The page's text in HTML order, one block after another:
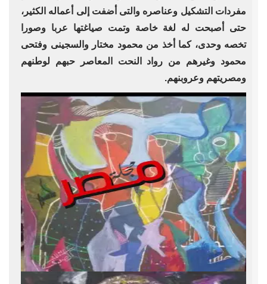
مفردات التشكيل وعناصره والتى أضفت إلى أعماله الكثير،
حتى أصبحت له لغة خاصة وتمت صياغتها عربا وصورا
تخصه وحدى، كما أخذ من محمود مختار والسجينى وفتحى
محمود وغيرهم من رواد النحت المعاصر حبهم لوطنهم
ومصريتهم وعروبنهم.